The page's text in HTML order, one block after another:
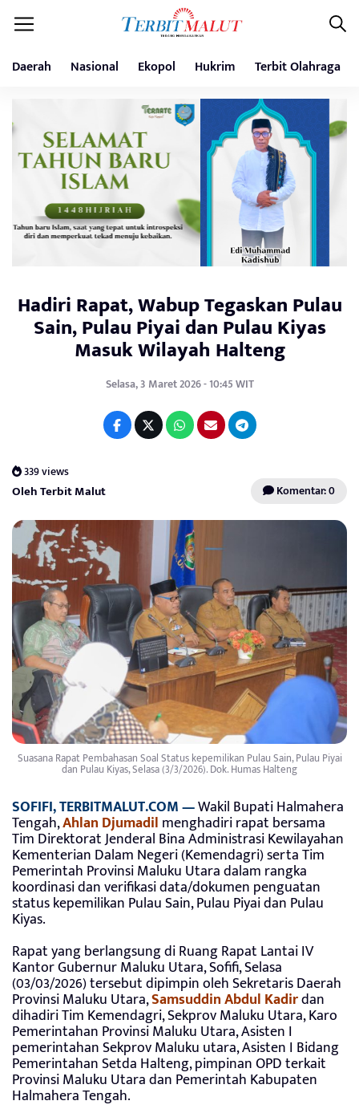
Daerah Nasional Ekopol Hukrim Terbit Olahraga
Hadiri Rapat, Wabup Tegaskan Pulau
Sain, Pulau Piyai dan Pulau Kiyas
Masuk Wilayah Halteng
Selasa, 3 Maret 2026 - 10:45 WIT
339 views
Oleh Terbit Malut Komentar: 0
Suasana Rapat Pembahasan Soal Status kepemilikan Pulau Sain, Pulau Piyai
dan Pulau Kiyas, Selasa (3/3/2026). Dok. Humas Halteng
SOFIFI, TERBITMALUT.COM —Wakil Bupati Halmahera
Tengah,Ahlan Djumadil menghadiri rapat bersama
Tim Direktorat Jenderal Bina Administrasi Kewilayahan
Kementerian Dalam Negeri (Kemendagri) serta Tim
Pemerintah Provinsi Maluku Utara dalam rangka
koordinasi dan verifikasi data/dokumen penguatan
status kepemilikan Pulau Sain, Pulau Piyai dan Pulau
Kiyas.
Rapat yang berlangsung di Ruang Rapat Lantai IV
Kantor Gubernur Maluku Utara, Sofifi, Selasa
(03/03/2026) tersebut dipimpin oleh Sekretaris Daerah
Provinsi Maluku Utara,Samsuddin Abdul Kadirdan
dihadiri Tim Kemendagri, Sekprov Maluku Utara, Karo
Pemerintahan Provinsi Maluku Utara, Asisten I
pemerintahan Sekprov Maluku utara, Asisten I Bidang
Pemerintahan Setda Halteng, pimpinan OPD terkait
Provinsi Maluku Utara dan Pemerintah Kabupaten
Halmahera Tengah.